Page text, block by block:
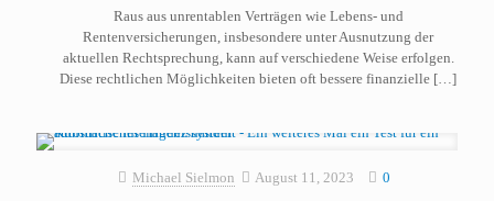
Raus aus unrentablen Verträgen wie Lebens- und
Rentenversicherungen, insbesondere unter Ausnutzung der
aktuellen Rechtsprechung, kann auf verschiedene Weise erfolgen.
Diese rechtlichen Möglichkeiten bieten oft bessere finanzielle […]
Michael Sielmon August 11, 2023 0